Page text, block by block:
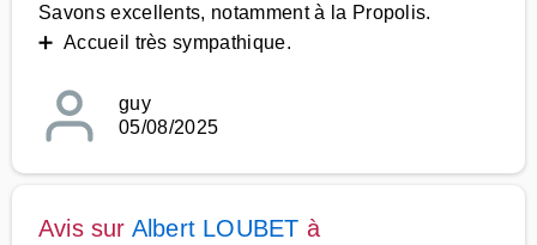
Savons excellents, notamment à la Propolis.
➕ Accueil très sympathique.
guy
05/08/2025
Avis sur Albert LOUBET à